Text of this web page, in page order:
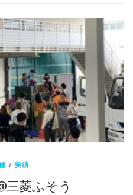
/実績
三菱ふそう